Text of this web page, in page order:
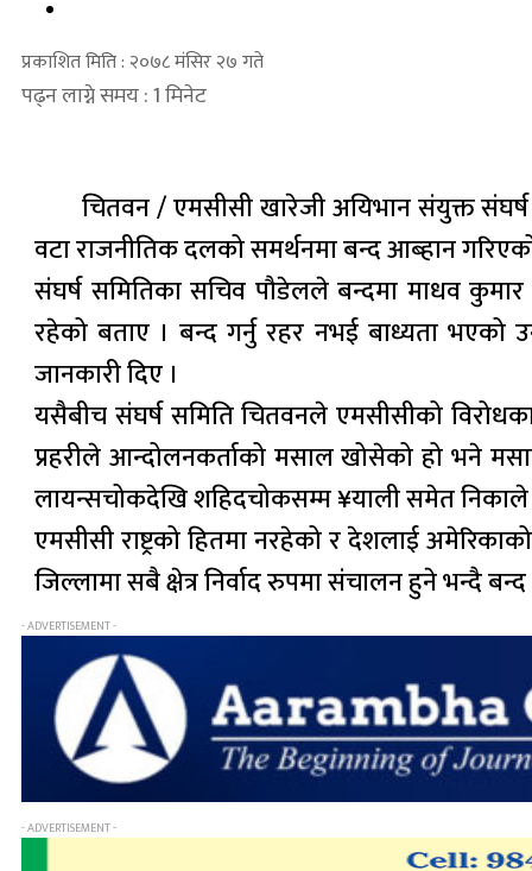
प्रकाशित मिति : २०७८ मंसिर २७ गते
पढ्न लाग्ने समय : 1 मिनेट
चितवन / एमसीसी खारेजी अयिभान संयुक्त
वटा राजनीतिक दलको समर्थनमा बन्द आब्हान
संघर्ष समितिका सचिव पौडेलले बन्दमा माधव
रहेको बताए । बन्द गर्नु रहर नभई बाध्यता भएको
जानकारी दिए ।
यसैबीच संघर्ष समिति चितवनले एमसीसीको
प्रहरीले आन्दोलनकर्ताको मसाल खोसेको हो भने
लायन्सचोकदेखि शहिदचोकसम्म ¥याली समेत
एमसीसी राष्ट्रको हितमा नरहेको र देशलाई
जिल्लामा सबै क्षेत्र निर्वाद रुपमा संचालन हुने भन्दै
- ADVERTISEMENT -
- ADVERTISEMENT -